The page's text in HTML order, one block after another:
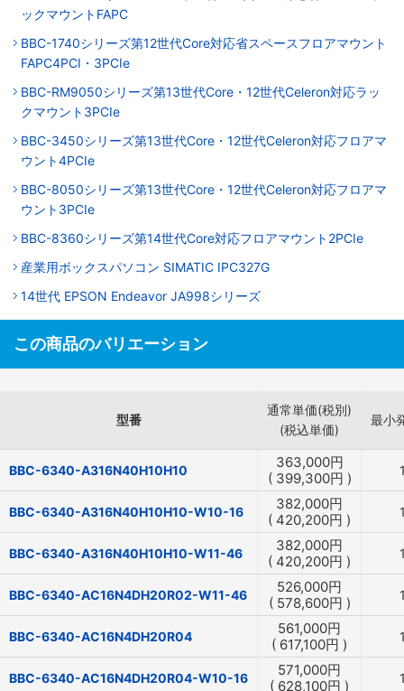
ックマウントFAPC
BBC-1740シリーズ第12世代Core対応省スペースフロアマウント
FAPC4PCI・3PCIe
BBC-RM9050シリーズ第13世代Core・12世代Celeron対応ラッ
クマウント3PCIe
BBC-3450シリーズ第13世代Core・12世代Celeron対応フロアマ
ウント4PCIe
BBC-8050シリーズ第13世代Core・12世代Celeron対応フロアマ
ウント3PCIe
BBC-8360シリーズ第14世代Core対応フロアマウント2PCIe
産業用ボックスパソコン SIMATIC IPC327G
14世代 EPSON Endeavor JA998シリーズ
この商品のバリエーション
型番
通常単価(税別)
(税込単価)
最小
BBC-6340-A316N40H10H10 363,000円
( 399,300円 )
BBC-6340-A316N40H10H10-W10-16 382,000円
( 420,200円 )
BBC-6340-A316N40H10H10-W11-46 382,000円
( 420,200円 )
BBC-6340-AC16N4DH20R02-W11-46 526,000円
( 578,600円 )
BBC-6340-AC16N4DH20R04 561,000円
( 617,100円 )
BBC-6340-AC16N4DH20R04-W10-16 571,000円
( 628,100円 )